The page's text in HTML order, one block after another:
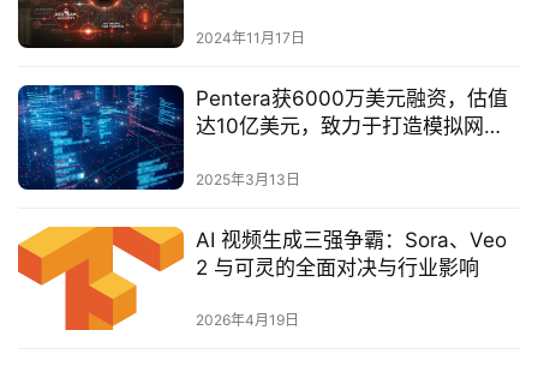
2024年11月17日
Pentera获6000万美元融资，估值
达10亿美元，致力于打造模拟网络
2025年3月13日
AI 视频生成三强争霸：Sora、Veo
2 与可灵的全面对决与行业影响
2026年4月19日